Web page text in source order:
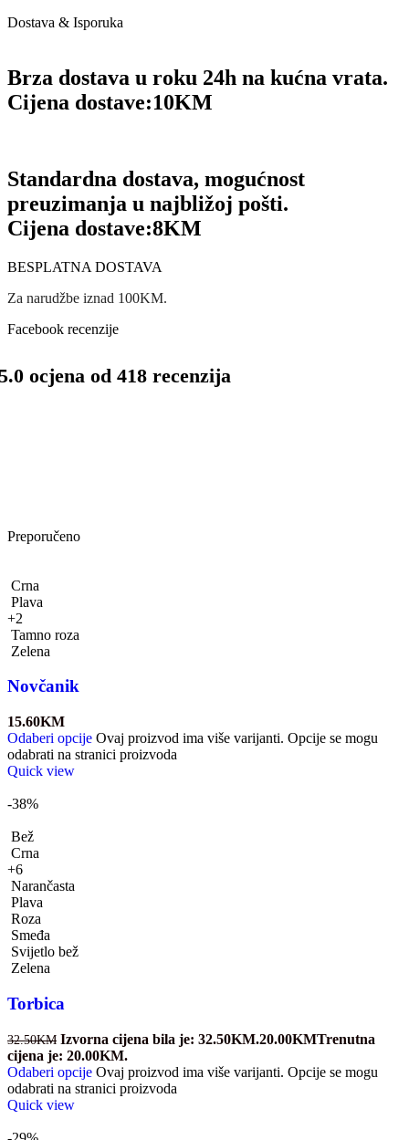
Dostava & Isporuka
Brza dostava u roku 24h na kućna vrata.
Cijena dostave:10KM
Standardna dostava, mogućnost
preuzimanja u najbližoj pošti.
Cijena dostave:8KM
BESPLATNA DOSTAVA
Za narudžbe iznad 100KM.
Facebook recenzije
ocjena od 418 recenzija
Preporučeno
Crna
Plava
+2
Tamno roza
Zelena
Novčanik
15.60KM
Odaberi opcije Ovaj proizvod ima više varijanti. Opcije se mogu
odabrati na stranici proizvoda
Quick view
-38%
Bež
Crna
+6
Narančasta
Plava
Roza
Smeđa
Svijetlo bež
Zelena
Torbica
32.50KM Izvorna cijena bila je: 32.50KM.20.00KMTrenutna
cijena je: 20.00KM.
Odaberi opcije Ovaj proizvod ima više varijanti. Opcije se mogu
odabrati na stranici proizvoda
Quick view